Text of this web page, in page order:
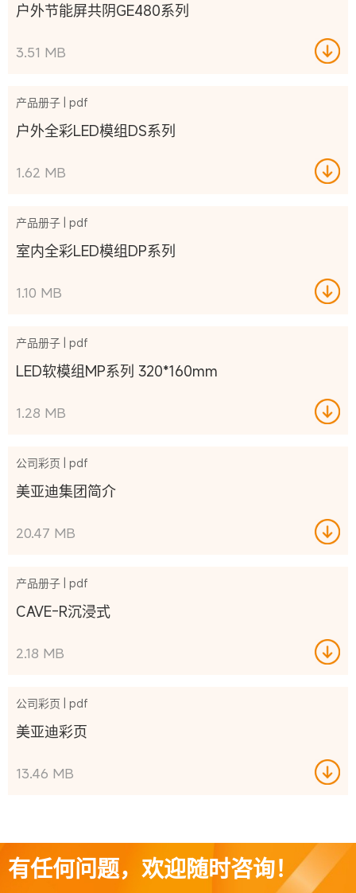
户外节能屏共阴GE480系列
3.51 MB
产品册子 | pdf
户外全彩LED模组DS系列
1.62 MB
产品册子 | pdf
室内全彩LED模组DP系列
1.10 MB
产品册子 | pdf
LED软模组MP系列 320*160mm
1.28 MB
公司彩页 | pdf
美亚迪集团简介
20.47 MB
产品册子 | pdf
CAVE-R沉浸式
2.18 MB
公司彩页 | pdf
美亚迪彩页
13.46 MB
有任何问题，欢迎随时咨询！